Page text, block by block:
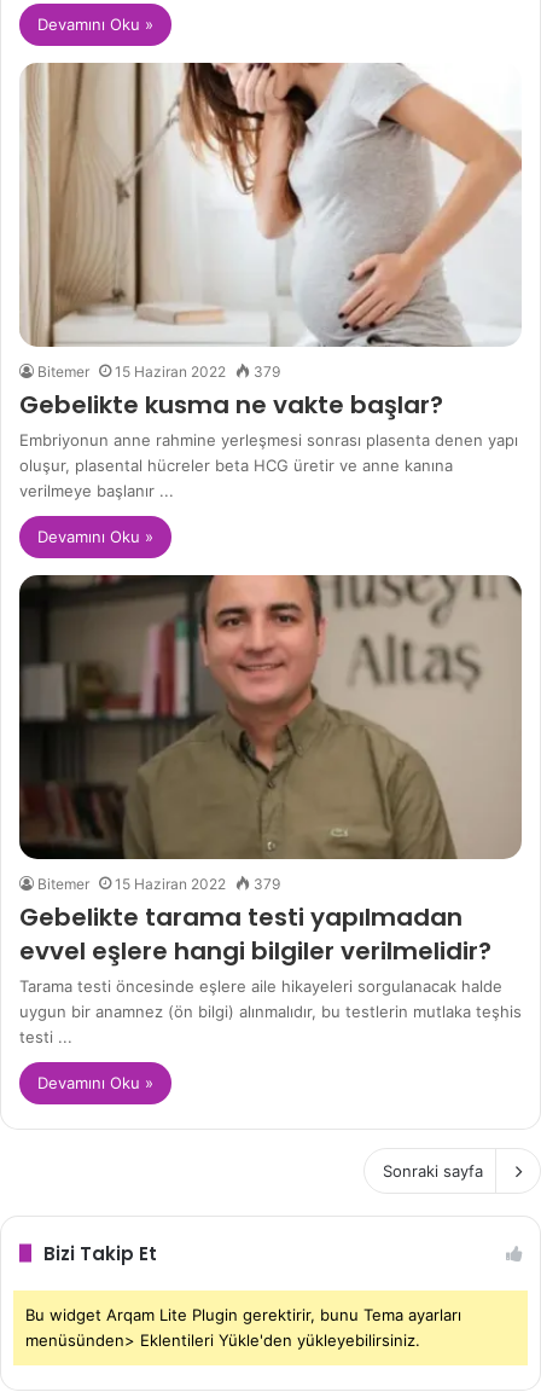
Devamını Oku »
Bitemer 15 Haziran 2022 379
Gebelikte kusma ne vakte başlar?
Embriyonun anne rahmine yerleşmesi sonrası plasenta denen yapı
oluşur, plasental hücreler beta HCG üretir ve anne kanına
verilmeye başlanır ...
Devamını Oku »
Bitemer 15 Haziran 2022 379
Gebelikte tarama testi yapılmadan
evvel eşlere hangi bilgiler verilmelidir?
Tarama testi öncesinde eşlere aile hikayeleri sorgulanacak halde
uygun bir anamnez (ön bilgi) alınmalıdır, bu testlerin mutlaka teşhis
testi ...
Devamını Oku »
Sonraki sayfa
Bizi Takip Et
Bu widget Arqam Lite Plugin gerektirir, bunu Tema ayarları
menüsünden> Eklentileri Yükle'den yükleyebilirsiniz.